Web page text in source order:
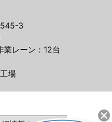
545-3
レーン：12台
場